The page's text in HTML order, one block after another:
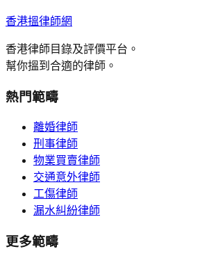
香港搵律師網
香港律師目錄及評價平台。
幫你搵到合適的律師。
熱門範疇
離婚律師
刑事律師
物業買賣律師
交通意外律師
工傷律師
漏水糾紛律師
更多範疇